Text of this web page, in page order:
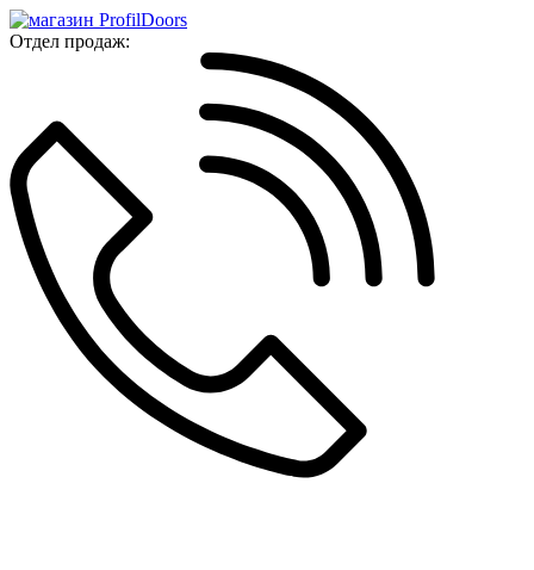
Отдел продаж: